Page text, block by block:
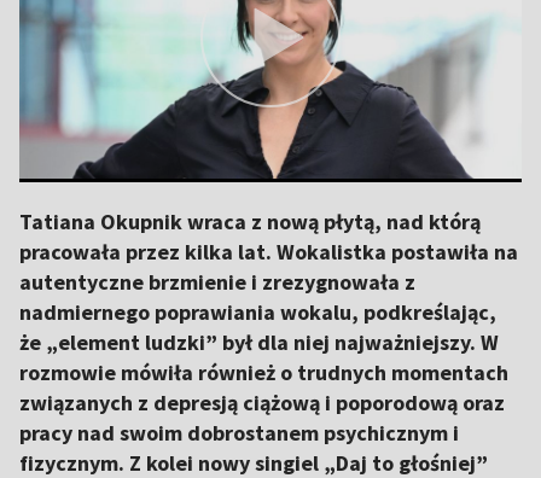
Tatiana Okupnik wraca z nową płytą, nad którą
pracowała przez kilka lat. Wokalistka postawiła na
autentyczne brzmienie i zrezygnowała z
nadmiernego poprawiania wokalu, podkreślając,
że „element ludzki” był dla niej najważniejszy. W
rozmowie mówiła również o trudnych momentach
związanych z depresją ciążową i poporodową oraz
pracy nad swoim dobrostanem psychicznym i
fizycznym. Z kolei nowy singiel „Daj to głośniej”